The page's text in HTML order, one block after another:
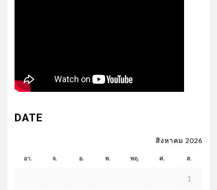
DATE
สิงหาคม 2026
อา. จ. อ. พ. พฤ. ศ. ส.
1